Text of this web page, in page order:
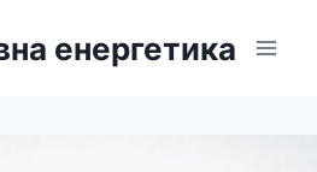
енергетика